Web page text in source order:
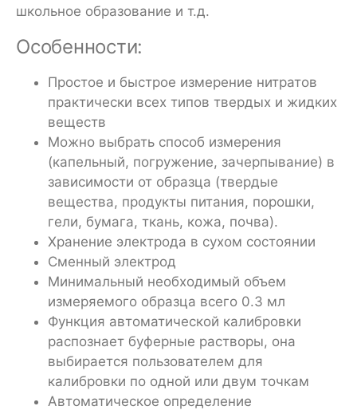
школьное образование и т.д.
Особенности:
Простое и быстрое измерение нитратов
практически всех типов твердых и жидких
веществ
Можно выбрать способ измерения
(капельный, погружение, зачерпывание) в
зависимости от образца (твердые
вещества, продукты питания, порошки,
гели, бумага, ткань, кожа, почва).
Хранение электрода в сухом состоянии
Сменный электрод
Минимальный необходимый объем
измеряемого образца всего 0.3 мл
Функция автоматической калибровки
распознает буферные растворы, она
выбирается пользователем для
калибровки по одной или двум точкам
Автоматическое определение